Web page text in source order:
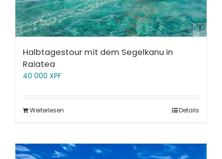
Halbtagestour mit dem Segelkanu in
Raiatea
40 000 XPF
Weiterlesen Details